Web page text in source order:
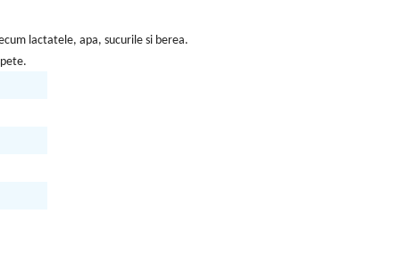
lactatele, apa, sucurile si berea.